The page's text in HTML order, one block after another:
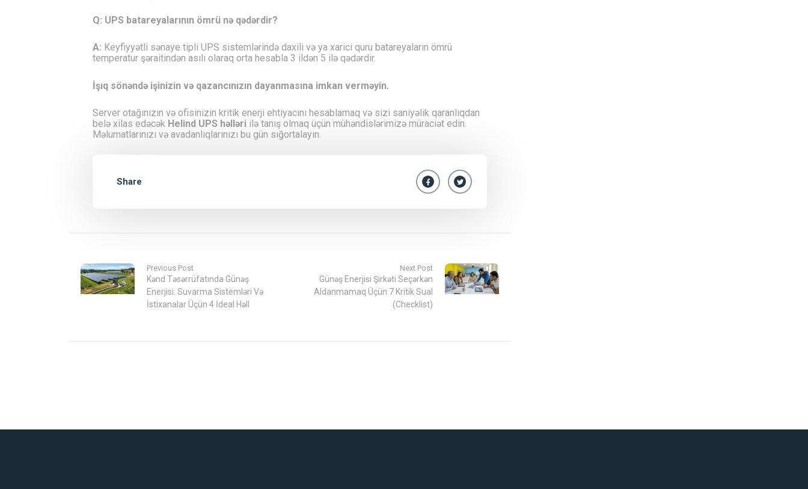
Q: UPS batareyalarının ömrü nə qədərdir?
A: Keyfiyyətli sənaye tipli UPS sistemlərində daxili və ya xarici quru batareyaların ömrü
temperatur şəraitindən asılı olaraq orta hesabla 3 ildən 5 ilə qədərdir.
İşıq sönəndə işinizin və qazancınızın dayanmasına imkan verməyin.
Server otağınızın və ofisinizin kritik enerji ehtiyacını hesablamaq və sizi saniyəlik qaranlıqdan
belə xilas edəcək Helind UPS həlləri ilə tanış olmaq üçün mühəndislərimizə müraciət edin.
Məlumatlarınızı və avadanlıqlarınızı bu gün sığortalayın.
Share
Previous Post
Kənd Təsərrüfatında Günəş
Enerjisi: Suvarma Sistemləri Və
İstixanalar Üçün 4 İdeal Həll
Next Post
Günəş Enerjisi Şirkəti Seçərkən
Aldanmamaq Üçün 7 Kritik Sual
(Checklist)